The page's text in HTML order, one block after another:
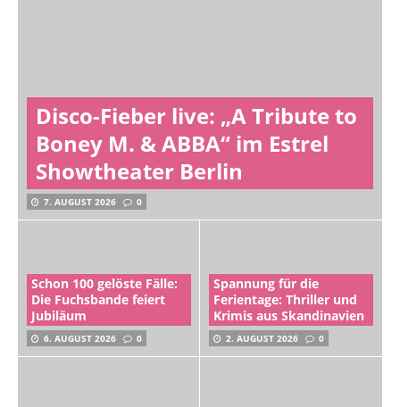
Disco-Fieber live: „A Tribute to
Boney M. & ABBA“ im Estrel
Showtheater Berlin
7. AUGUST 2026 0
Schon 100 gelöste Fälle:
Die Fuchsbande feiert
Jubiläum
6. AUGUST 2026 0
Spannung für die
Ferientage: Thriller und
Krimis aus Skandinavien
2. AUGUST 2026 0